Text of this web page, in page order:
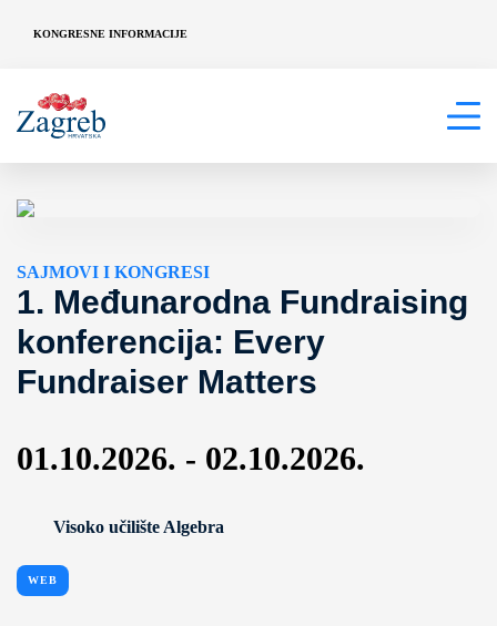
KONGRESNE INFORMACIJE
SAJMOVI I KONGRESI
1. Međunarodna Fundraising
konferencija: Every
Fundraiser Matters
01.10.2026. - 02.10.2026.
Visoko učilište Algebra
WEB